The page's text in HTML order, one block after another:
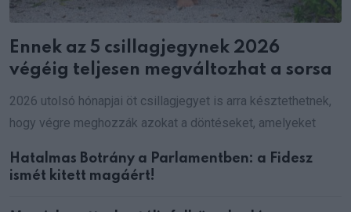
Ennek az 5 csillagjegynek 2026
végéig teljesen megváltozhat a sorsa
2026 utolsó hónapjai öt csillagjegyet is arra késztethetnek,
hogy végre meghozzák azokat a döntéseket, amelyeket
Hatalmas Botrány a Parlamentben: a Fidesz
ismét kitett magáért!